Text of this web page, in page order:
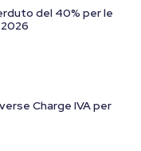
del 40% per le
Charge IVA per